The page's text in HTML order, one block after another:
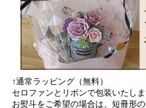
↑通常ラッピング（無料）
セロファンとリボンで包装いたしま
お熨斗をご希望の場合は、短冊形